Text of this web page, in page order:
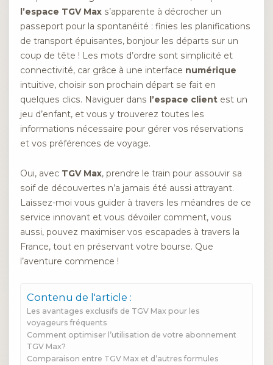
l’espace TGV Max s’apparente à décrocher un
passeport pour la spontanéité : finies les planifications
de transport épuisantes, bonjour les départs sur un
coup de tête ! Les mots d’ordre sont simplicité et
connectivité, car grâce à une interface numérique
intuitive, choisir son prochain départ se fait en
quelques clics. Naviguer dans l’espace client est un
jeu d’enfant, et vous y trouverez toutes les
informations nécessaire pour gérer vos réservations
et vos préférences de voyage.
Oui, avec TGV Max, prendre le train pour assouvir sa
soif de découvertes n’a jamais été aussi attrayant.
Laissez-moi vous guider à travers les méandres de ce
service innovant et vous dévoiler comment, vous
aussi, pouvez maximiser vos escapades à travers la
France, tout en préservant votre bourse. Que
l’aventure commence !
Contenu de l'article :
Les avantages exclusifs de TGV Max pour les
voyageurs fréquents
Comment optimiser l’utilisation de votre abonnement
TGV Max?
Comparaison entre TGV Max et d’autres formules